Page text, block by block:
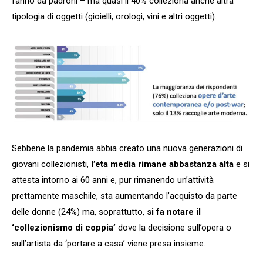
tipologia di oggetti (gioielli, orologi, vini e altri oggetti).
Sebbene la pandemia abbia creato una nuova generazioni di
giovani collezionisti, l’eta media rimane abbastanza alta e si
attesta intorno ai 60 anni e, pur rimanendo un’attività
prettamente maschile, sta aumentando l’acquisto da parte
delle donne (24%) ma, soprattutto, si fa notare il
‘collezionismo di coppia’ dove la decisione sull’opera o
sull’artista da ‘portare a casa’ viene presa insieme.